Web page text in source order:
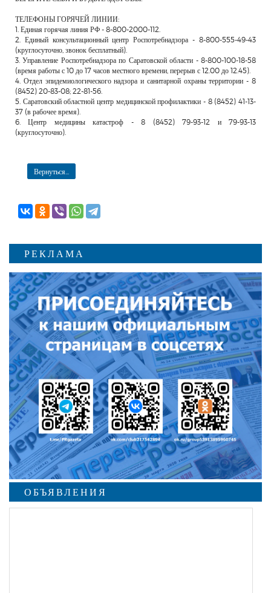
ТЕЛЕФОНЫ ГОРЯЧЕЙ ЛИНИИ:
1. Единая горячая линия РФ - 8-800-2000-112.
2. Единый консультационный центр Роспотребнадзора - 8-800-555-49-43
(круглосуточно, звонок бесплатный).
3. Управление Роспотребнадзора по Саратовской области - 8-800-100-18-58
(время работы с 10 до 17 часов местного времени, перерыв с 12.00 до 12.45).
4. Отдел эпидемиологического надзора и санитарной охраны территории - 8
(8452) 20-83-08; 22-81-56.
5. Саратовский областной центр медицинской профилактики - 8 (8452) 41-13-
37 (в рабочее время).
6. Центр медицины катастроф - 8 (8452) 79-93-12 и 79-93-13
(круглосуточно).
Вернуться...
РЕКЛАМА
ОБЪЯВЛЕНИЯ